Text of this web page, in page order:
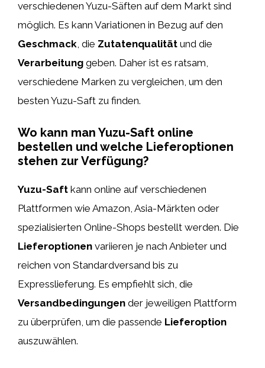
verschiedenen Yuzu-Säften auf dem Markt sind
möglich. Es kann Variationen in Bezug auf den
Geschmack, die Zutatenqualität und die
Verarbeitung geben. Daher ist es ratsam,
verschiedene Marken zu vergleichen, um den
besten Yuzu-Saft zu finden.
Wo kann man Yuzu-Saft online
bestellen und welche Lieferoptionen
stehen zur Verfügung?
Yuzu-Saft kann online auf verschiedenen
Plattformen wie Amazon, Asia-Märkten oder
spezialisierten Online-Shops bestellt werden. Die
Lieferoptionen variieren je nach Anbieter und
reichen von Standardversand bis zu
Expresslieferung. Es empfiehlt sich, die
Versandbedingungen der jeweiligen Plattform
zu überprüfen, um die passende Lieferoption
auszuwählen.